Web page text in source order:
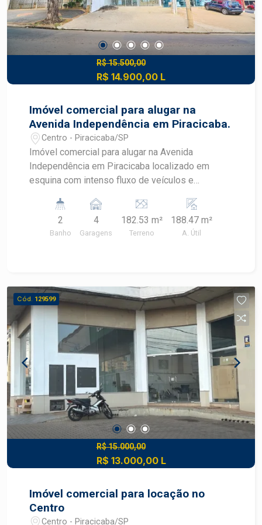
R$ 15.500,00
R$ 14.900,00 L
Imóvel comercial para alugar na
Avenida Independência em Piracicaba.
Centro - Piracicaba/SP
Imóvel comercial para alugar na Avenida
Independência em Piracicaba localizado em
esquina com intenso fluxo de veículos e
188,00 metros quadrados de área construída, 10
metros de frente, 4 vagas de recuo. Próximo a
farmácia Raia, aos Bancos do Brasil e Bradesco.
2
Banho
4
Garagens
182.53 m²
Terreno
188.47 m²
A. Útil
Cód. 129599
R$ 15.000,00
R$ 13.000,00 L
Imóvel comercial para locação no
Centro
Centro - Piracicaba/SP